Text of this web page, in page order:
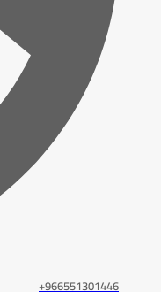
966551301446+